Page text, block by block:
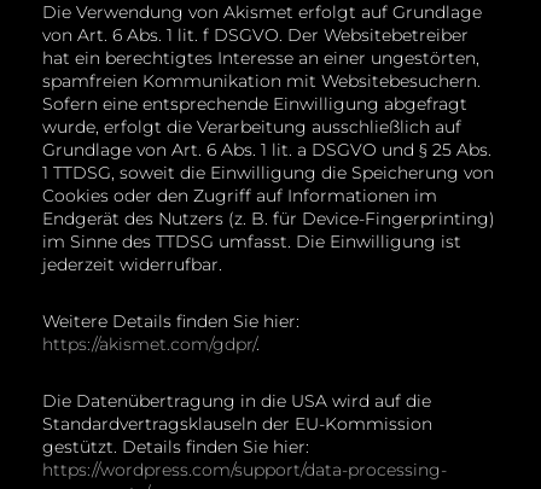
Die Verwendung von Akismet erfolgt auf Grundlage
von Art. 6 Abs. 1 lit. f DSGVO. Der Websitebetreiber
hat ein berechtigtes Interesse an einer ungestörten,
spamfreien Kommunikation mit Websitebesuchern.
Sofern eine entsprechende Einwilligung abgefragt
wurde, erfolgt die Verarbeitung ausschließlich auf
Grundlage von Art. 6 Abs. 1 lit. a DSGVO und § 25 Abs.
1 TTDSG, soweit die Einwilligung die Speicherung von
Cookies oder den Zugriff auf Informationen im
Endgerät des Nutzers (z. B. für Device-Fingerprinting)
im Sinne des TTDSG umfasst. Die Einwilligung ist
jederzeit widerrufbar.
Weitere Details finden Sie hier:
https://akismet.com/gdpr/.
Die Datenübertragung in die USA wird auf die
Standardvertragsklauseln der EU-Kommission
gestützt. Details finden Sie hier:
https://wordpress.com/support/data-processing-